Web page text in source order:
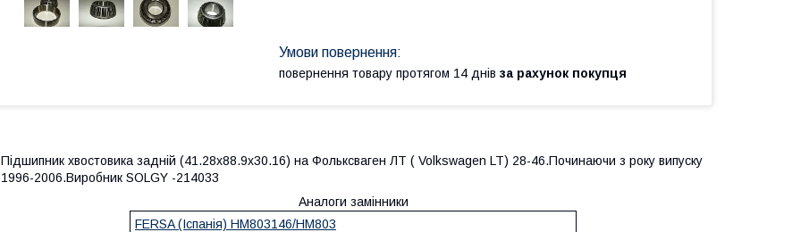
повернення товару протягом 14 днів за рахунок покупця
Підшипник хвостовика задній (41.28x88.9x30.16) на Фольксваген ЛТ ( Volkswagen LT) 28-46.Починаючи з року випуску
1996-2006.Виробник SOLGY -214033
Аналоги замінники
FERSA (Іспанія) HM803146/HM803